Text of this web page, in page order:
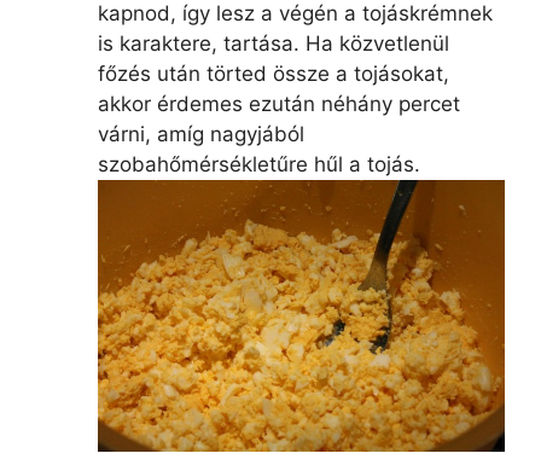
kapnod, így lesz a végén a tojáskrémnek
is karaktere, tartása. Ha közvetlenül
főzés után törted össze a tojásokat,
akkor érdemes ezután néhány percet
várni, amíg nagyjából
szobahőmérsékletűre hűl a tojás.